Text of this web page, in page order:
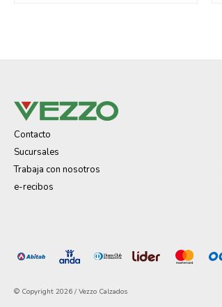
Contacto
Sucursales
Trabaja con nosotros
e-recibos
© Copyright 2026 / Vezzo Calzados